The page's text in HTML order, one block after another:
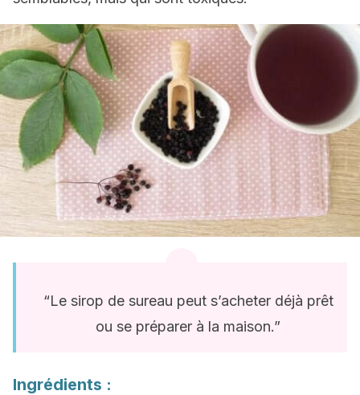
“Le sirop de sureau peut s’acheter déjà prêt
ou se préparer à la maison.”
Ingrédients :